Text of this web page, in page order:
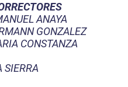
ANAYA
GONZALEZ
CONSTANZA
SIERRA